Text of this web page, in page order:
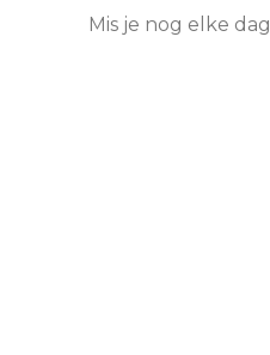
Mis je nog elke dag